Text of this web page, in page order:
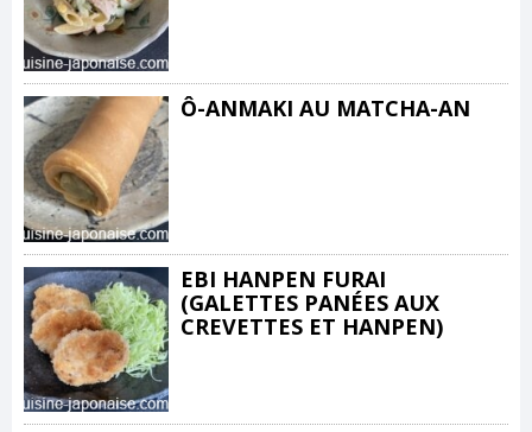
Ô-ANMAKI AU MATCHA-AN
EBI HANPEN FURAI
(GALETTES PANÉES AUX
CREVETTES ET HANPEN)